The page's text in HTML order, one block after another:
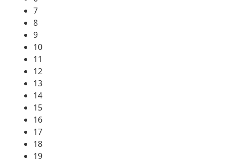
7
8
9
10
11
12
13
14
15
16
17
18
19